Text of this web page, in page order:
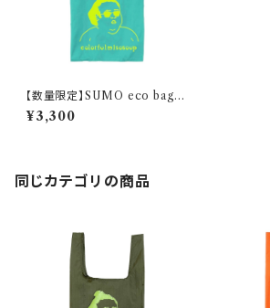
【数量限定】SUMO eco bag /
mint green
¥3,300
同じカテゴリの商品